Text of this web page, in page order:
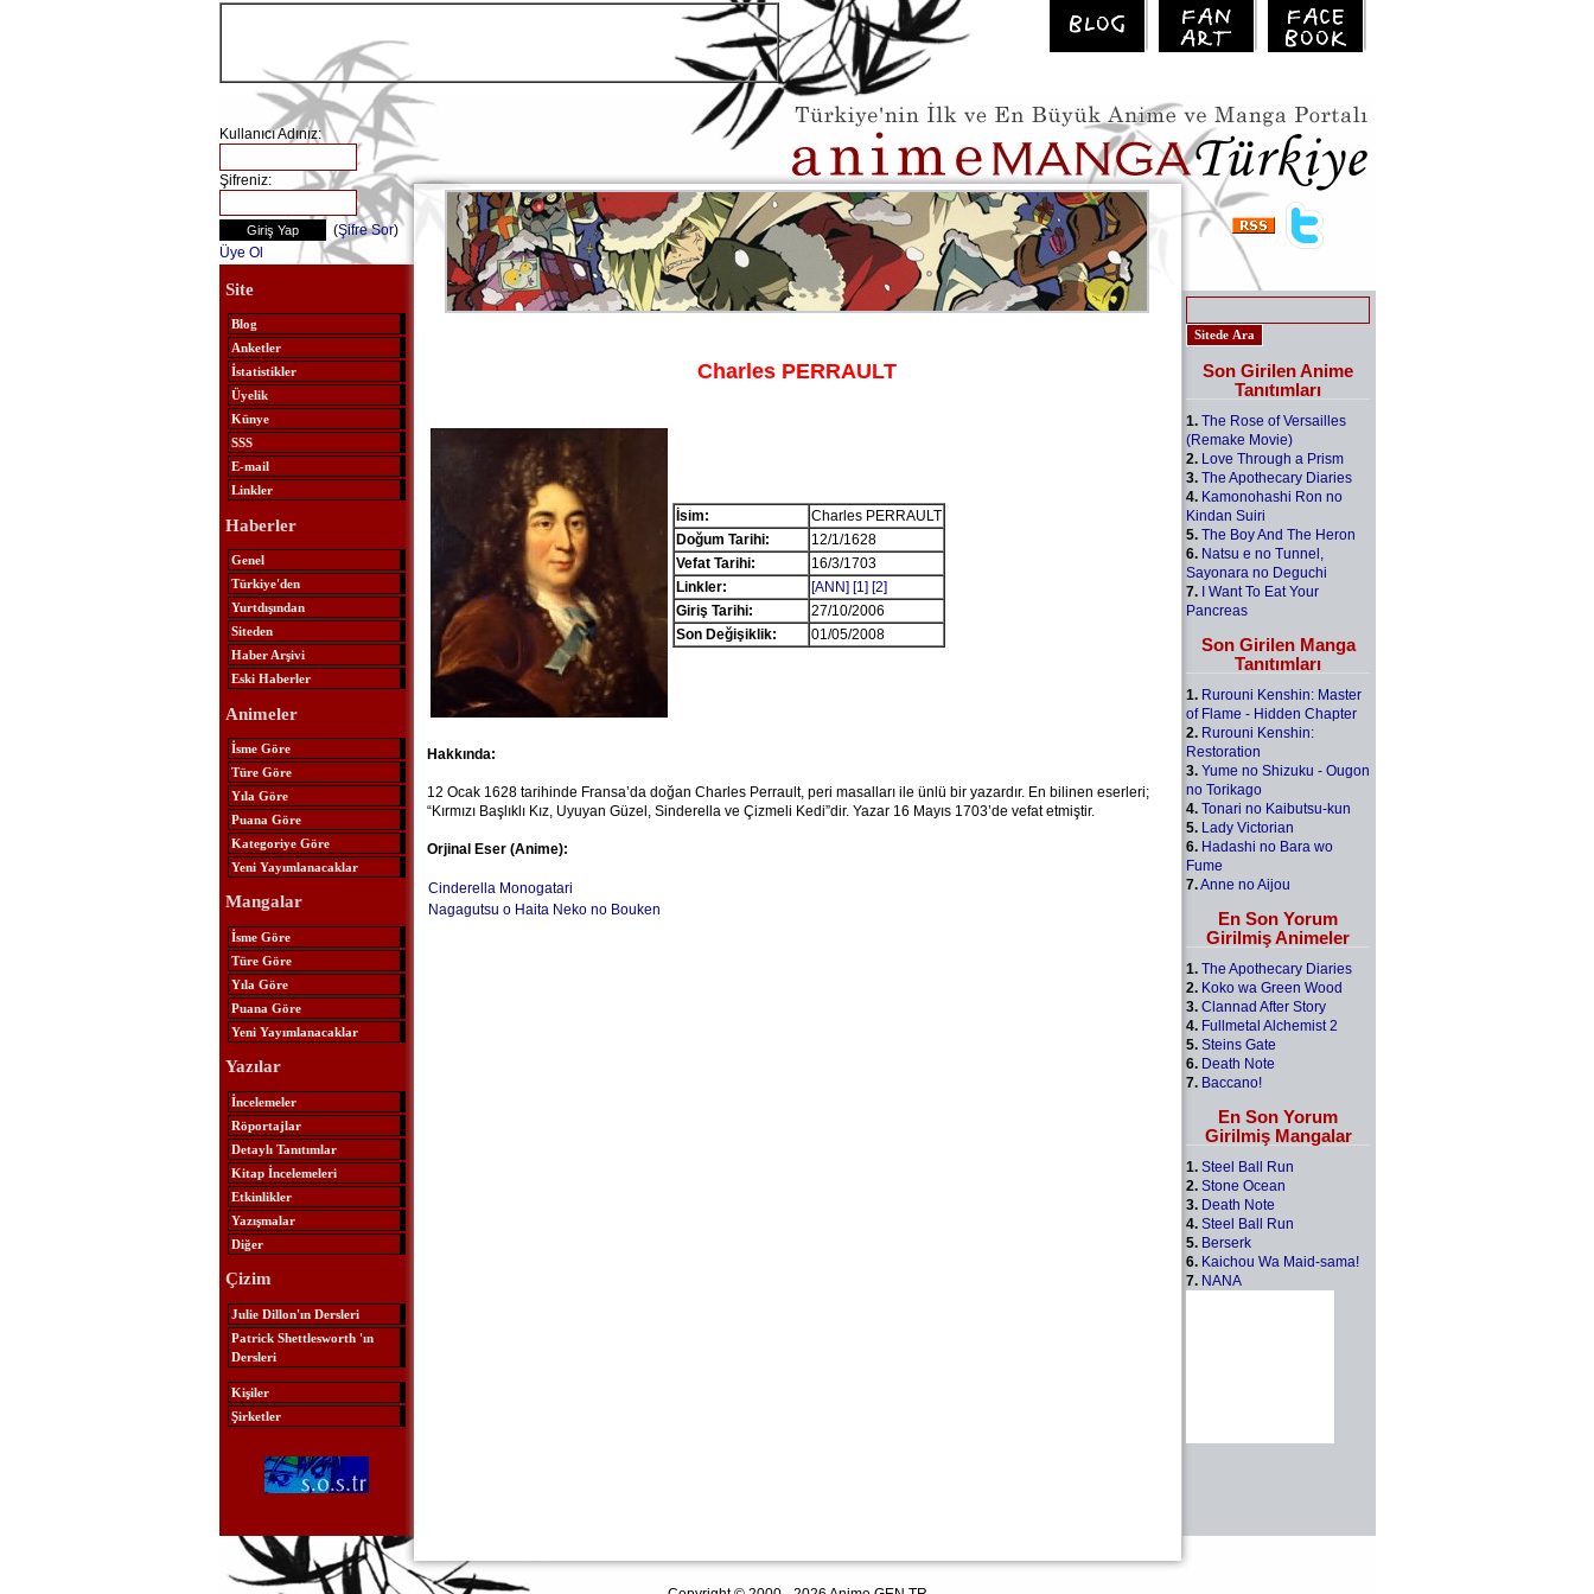
Kullanıcı Adınız:
Şifreniz:
(Şifre Sor)
Üye Ol
Site
Blog
Anketler
İstatistikler
Üyelik
Künye
SSS
E-mail
Linkler
Haberler
Genel
Türkiye'den
Yurtdışından
Siteden
Haber Arşivi
Eski Haberler
Animeler
İsme Göre
Türe Göre
Yıla Göre
Puana Göre
Kategoriye Göre
Yeni Yayımlanacaklar
Mangalar
İsme Göre
Türe Göre
Yıla Göre
Puana Göre
Yeni Yayımlanacaklar
Yazılar
İncelemeler
Röportajlar
Detaylı Tanıtımlar
Kitap İncelemeleri
Etkinlikler
Yazışmalar
Diğer
Çizim
Julie Dillon'ın Dersleri
Patrick Shettlesworth 'ın
Dersleri
Kişiler
Şirketler
Charles PERRAULT
İsim:
Charles PERRAULT
Doğum Tarihi:
12/1/1628
Vefat Tarihi:
16/3/1703
Linkler:
[ANN] [1] [2]
Giriş Tarihi:
27/10/2006
Son Değişiklik:
01/05/2008
Hakkında:
12 Ocak 1628 tarihinde Fransa’da doğan Charles Perrault, peri masalları ile ünlü bir yazardır. En bilinen eserleri;
“Kırmızı Başlıklı Kız, Uyuyan Güzel, Sinderella ve Çizmeli Kedi”dir. Yazar 16 Mayıs 1703’de vefat etmiştir.
Orjinal Eser (Anime):
Cinderella Monogatari
Nagagutsu o Haita Neko no Bouken
Son Girilen Anime
Tanıtımları
1. The Rose of Versailles
(Remake Movie)
2. Love Through a Prism
3. The Apothecary Diaries
4. Kamonohashi Ron no
Kindan Suiri
5. The Boy And The Heron
6. Natsu e no Tunnel,
Sayonara no Deguchi
7. I Want To Eat Your
Pancreas
Son Girilen Manga
Tanıtımları
1. Rurouni Kenshin: Master
of Flame - Hidden Chapter
2. Rurouni Kenshin:
Restoration
3. Yume no Shizuku - Ougon
no Torikago
4. Tonari no Kaibutsu-kun
5. Lady Victorian
6. Hadashi no Bara wo
Fume
7.Anne no Aijou
En Son Yorum
Girilmiş Animeler
1. The Apothecary Diaries
2. Koko wa Green Wood
3. Clannad After Story
4. Fullmetal Alchemist 2
5. Steins Gate
6. Death Note
7. Baccano!
En Son Yorum
Girilmiş Mangalar
1. Steel Ball Run
2. Stone Ocean
3. Death Note
4. Steel Ball Run
5. Berserk
6. Kaichou Wa Maid-sama!
7. NANA